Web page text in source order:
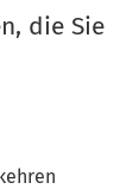
die Sie